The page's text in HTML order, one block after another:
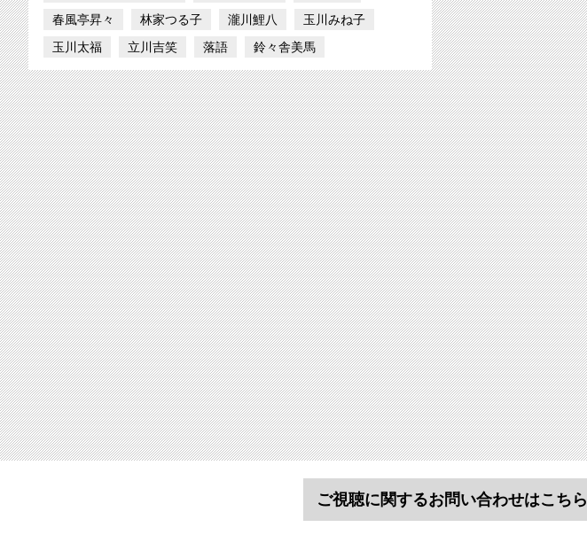
春風亭昇々
林家つる子 瀧川鯉八
玉川みね子
玉川太福
立川吉笑 落語 鈴々舎美馬
ご視聴に関するお問い合わせはこちら